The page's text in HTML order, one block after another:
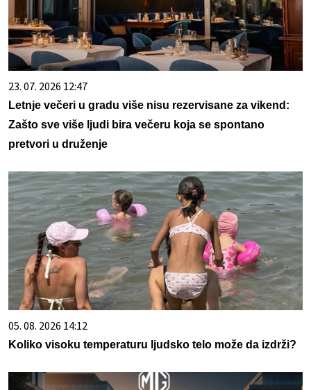
23. 07. 2026 12:47
Letnje večeri u gradu više nisu rezervisane za vikend:
Zašto sve više ljudi bira večeru koja se spontano
pretvori u druženje
05. 08. 2026 14:12
Koliko visoku temperaturu ljudsko telo može da izdrži?